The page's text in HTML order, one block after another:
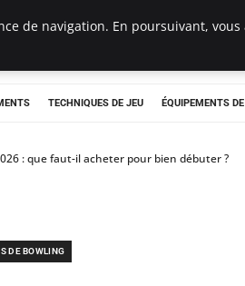
TECHNIQUES DE JEU ÉQUIPEMENTS
: que faut-il acheter pour bien débuter ?
DE BOWLING
de navigation. En poursuivant,